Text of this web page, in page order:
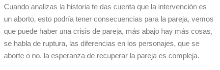
Cuando analizas la historia te das cuenta que la intervención es
un aborto, esto podría tener consecuencias para la pareja, vemos
que puede haber una crisis de pareja, más abajo hay más cosas,
se habla de ruptura, las diferencias en los personajes, que se
aborte o no, la esperanza de recuperar la pareja es compleja.